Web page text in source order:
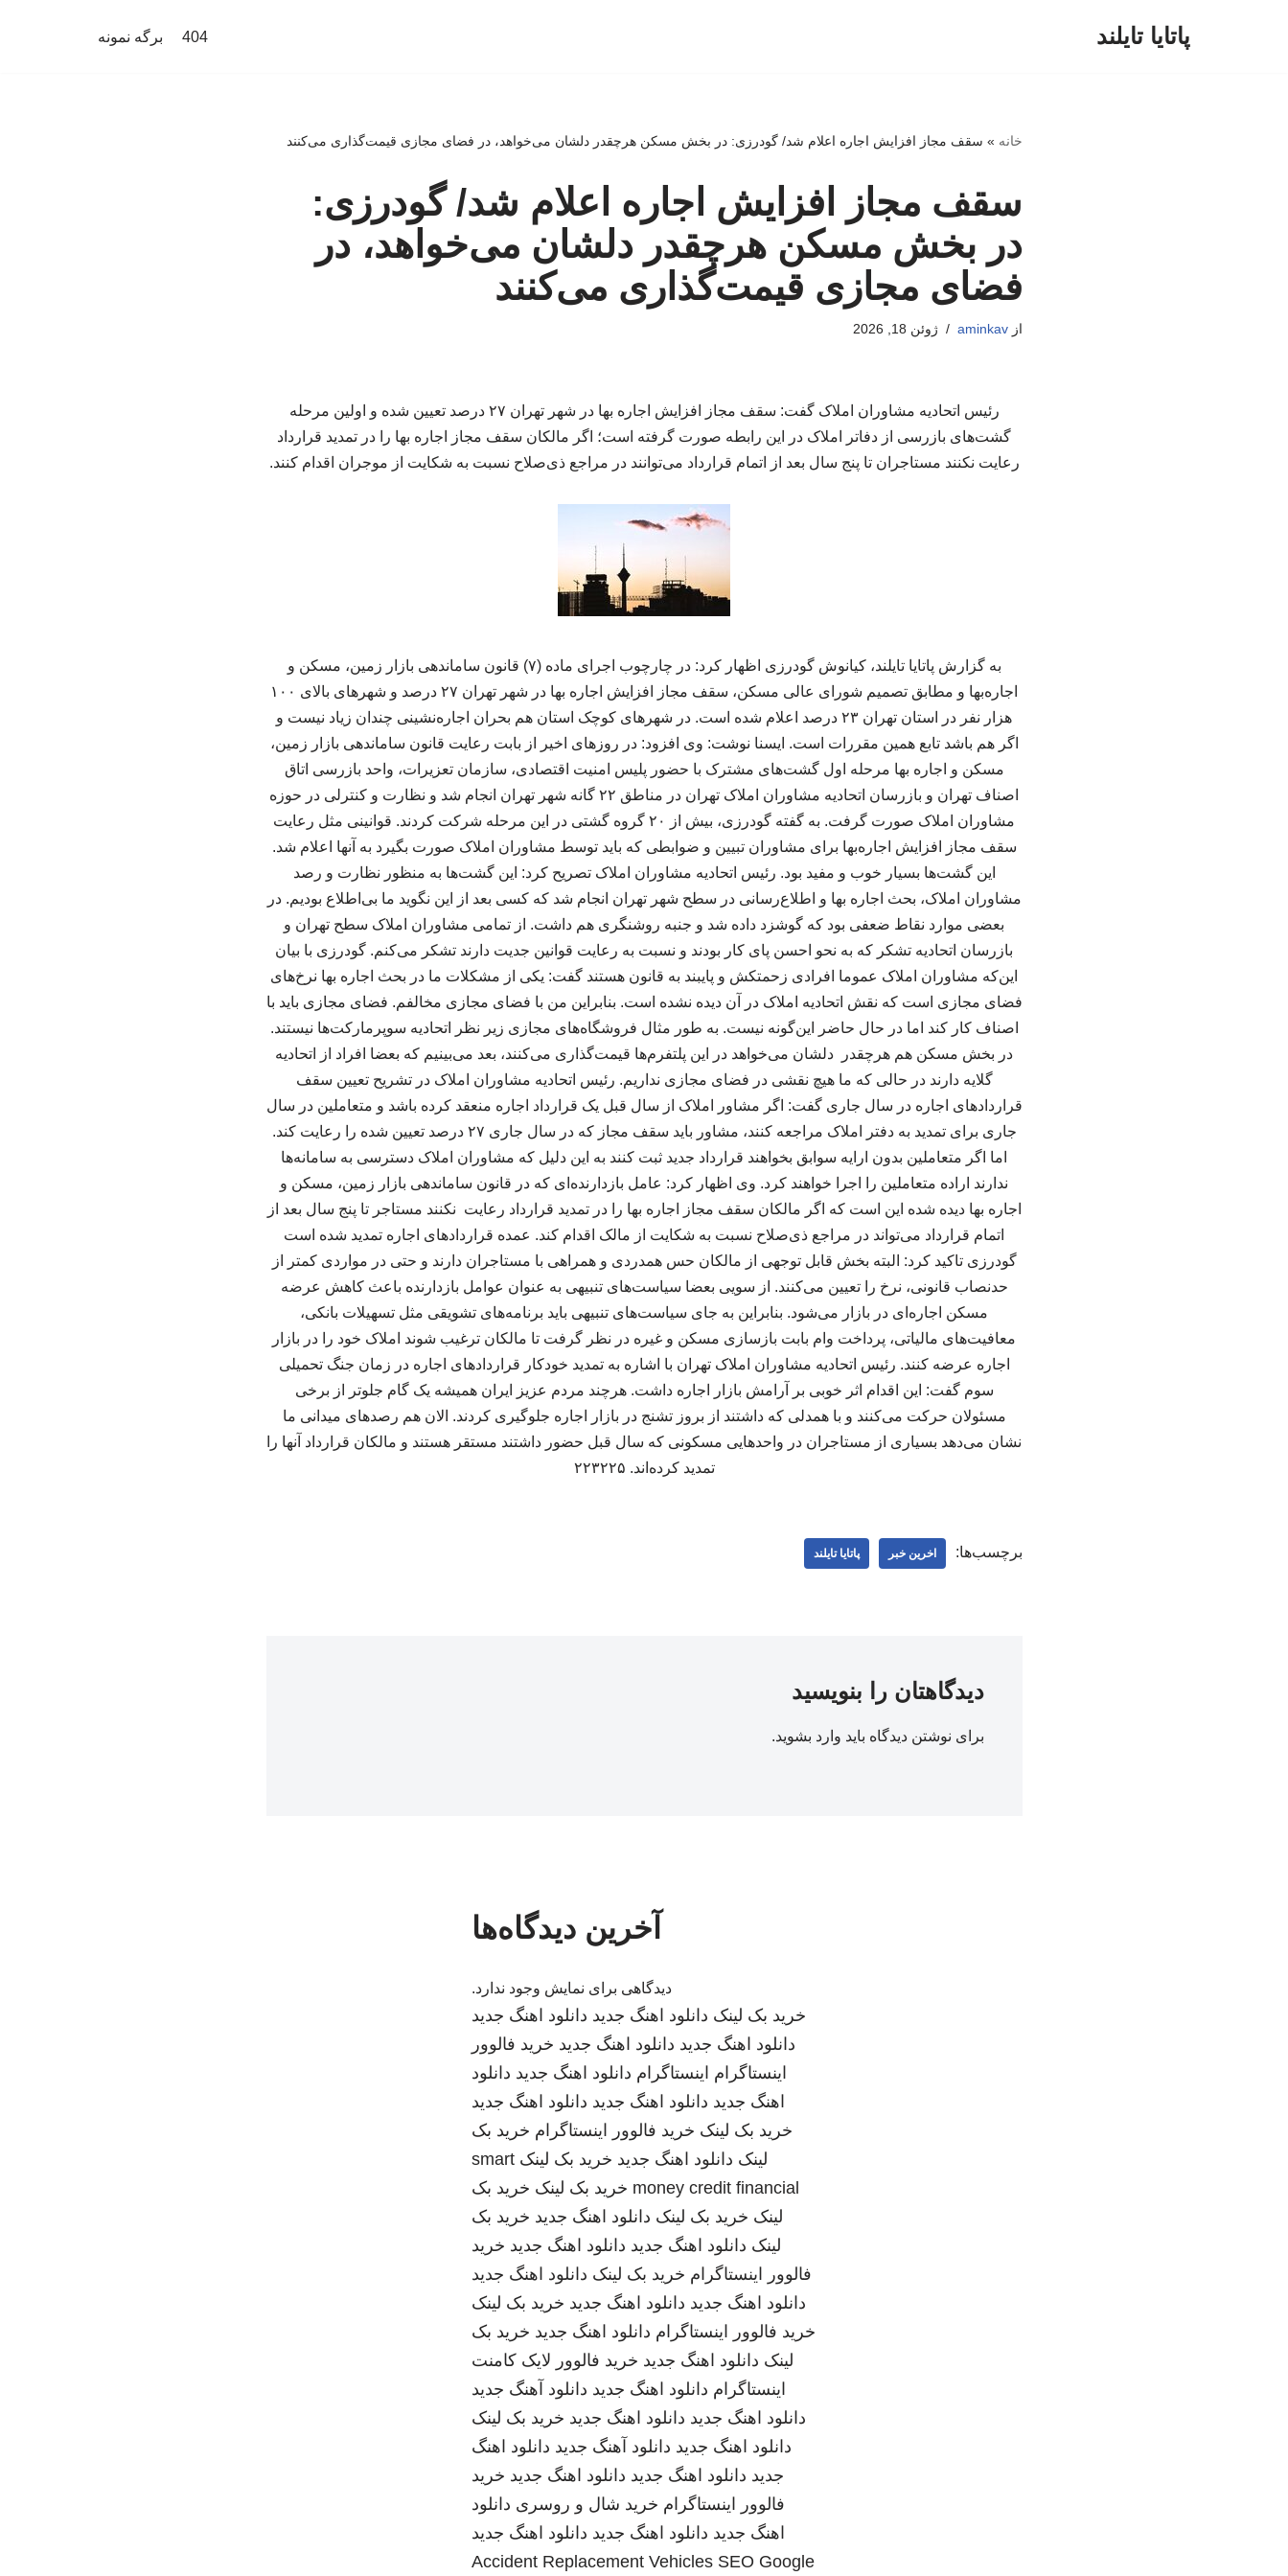
پاتایا تایلند 404 برگه نمونه
خانه » سقف مجاز افزایش اجاره اعلام شد/ گودرزی: در بخش مسکن هرچقدر دلشان می‌خواهد، در فضای مجازی قیمت‌گذاری می‌کنند
سقف مجاز افزایش اجاره اعلام شد/ گودرزی:
در بخش مسکن هرچقدر دلشان می‌خواهد، در
فضای مجازی قیمت‌گذاری می‌کنند
ازaminkav ژوئن 18, 2026
رئیس اتحادیه مشاوران املاک گفت: سقف مجاز افزایش اجاره بها در شهر تهران ۲۷ درصد تعیین شده و اولین مرحله
گشت‌های بازرسی از دفاتر املاک در این رابطه صورت گرفته است؛ اگر مالکان سقف مجاز اجاره بها را در تمدید قرارداد
رعایت نکنند مستاجران تا پنج سال بعد از اتمام قرارداد می‌توانند در مراجع ذی‌صلاح نسبت به شکایت از موجران اقدام کنند.
به گزارش پاتایا تایلند، کیانوش گودرزی اظهار کرد: در چارچوب اجرای ماده (۷) قانون ساماندهی بازار زمین، مسکن و
اجاره‌بها و مطابق تصمیم شورای عالی مسکن، سقف مجاز افزایش اجاره بها در شهر تهران ۲۷ درصد و شهرهای بالای ۱۰۰
هزار نفر در استان تهران ۲۳ درصد اعلام شده است. در شهرهای کوچک استان هم بحران اجاره‌نشینی چندان زیاد نیست و
اگر هم باشد تابع همین مقررات است. ایسنا نوشت: وی افزود: در روزهای اخیر از بابت رعایت قانون ساماندهی بازار زمین،
مسکن و اجاره بها مرحله اول گشت‌های مشترک با حضور پلیس امنیت اقتصادی، سازمان تعزیرات، واحد بازرسی اتاق
اصناف تهران و بازرسان اتحادیه مشاوران املاک تهران در مناطق ۲۲ گانه شهر تهران انجام شد و نظارت و کنترلی در حوزه
مشاوران املاک صورت گرفت. به گفته گودرزی، بیش از ۲۰ گروه گشتی در این مرحله شرکت کردند. قوانینی مثل رعایت
سقف مجاز افزایش اجاره‌بها برای مشاوران تبیین و ضوابطی که باید توسط مشاوران املاک صورت بگیرد به آنها اعلام شد.
این گشت‌ها بسیار خوب و مفید بود. رئیس اتحادیه مشاوران املاک تصریح کرد: این گشت‌ها به منظور نظارت و رصد
مشاوران املاک، بحث اجاره بها و اطلاع‌رسانی در سطح شهر تهران انجام شد که کسی بعد از این نگوید ما بی‌اطلاع بودیم. در
بعضی موارد نقاط ضعفی بود که گوشزد داده شد و جنبه روشنگری هم داشت. از تمامی مشاوران املاک سطح تهران و
بازرسان اتحادیه تشکر که به نحو احسن پای کار بودند و نسبت به رعایت قوانین جدیت دارند تشکر می‌کنم. گودرزی با بیان
این‌که مشاوران املاک عموما افرادی زحمتکش و پایبند به قانون هستند گفت: یکی از مشکلات ما در بحث اجاره بها نرخ‌های
فضای مجازی است که نقش اتحادیه املاک در آن دیده نشده است. بنابراین من با فضای مجازی مخالفم. فضای مجازی باید با
اصناف کار کند اما در حال حاضر این‌گونه نیست. به طور مثال فروشگاه‌های مجازی زیر نظر اتحادیه سوپرمارکت‌ها نیستند.
در بخش مسکن هم هرچقدر دلشان می‌خواهد در این پلتفرم‌ها قیمت‌گذاری می‌کنند، بعد می‌بینیم که بعضا افراد از اتحادیه
گلایه دارند در حالی که ما هیچ نقشی در فضای مجازی نداریم. رئیس اتحادیه مشاوران املاک در تشریح تعیین سقف
قراردادهای اجاره در سال جاری گفت: اگر مشاور املاک از سال قبل یک قرارداد اجاره منعقد کرده باشد و متعاملین در سال
جاری برای تمدید به دفتر املاک مراجعه کنند، مشاور باید سقف مجاز که در سال جاری ۲۷ درصد تعیین شده را رعایت کند.
اما اگر متعاملین بدون ارایه سوابق بخواهند قرارداد جدید ثبت کنند به این دلیل که مشاوران املاک دسترسی به سامانه‌ها
ندارند اراده متعاملین را اجرا خواهند کرد. وی اظهار کرد: عامل بازدارنده‌ای که در قانون ساماندهی بازار زمین، مسکن و
اجاره بها دیده شده این است که اگر مالکان سقف مجاز اجاره بها را در تمدید قرارداد رعایت نکنند مستاجر تا پنج سال بعد از
اتمام قرارداد می‌تواند در مراجع ذی‌صلاح نسبت به شکایت از مالک اقدام کند. عمده قراردادهای اجاره تمدید شده است
گودرزی تاکید کرد: البته بخش قابل توجهی از مالکان حس همدردی و همراهی با مستاجران دارند و حتی در مواردی کمتر از
حدنصاب قانونی، نرخ را تعیین می‌کنند. از سویی بعضا سیاست‌های تنبیهی به عنوان عوامل بازدارنده باعث کاهش عرضه
مسکن اجاره‌ای در بازار می‌شود. بنابراین به جای سیاست‌های تنبیهی باید برنامه‌های تشویقی مثل تسهیلات بانکی،
معافیت‌های مالیاتی، پرداخت وام بابت بازسازی مسکن و غیره در نظر گرفت تا مالکان ترغیب شوند املاک خود را در بازار
اجاره عرضه کنند. رئیس اتحادیه مشاوران املاک تهران با اشاره به تمدید خودکار قراردادهای اجاره در زمان جنگ تحمیلی
سوم گفت: این اقدام اثر خوبی بر آرامش بازار اجاره داشت. هرچند مردم عزیز ایران همیشه یک گام جلوتر از برخی
مسئولان حرکت می‌کنند و با همدلی که داشتند از بروز تشنج در بازار اجاره جلوگیری کردند. الان هم رصدهای میدانی ما
نشان می‌دهد بسیاری از مستاجران در واحدهایی مسکونی که سال قبل حضور داشتند مستقر هستند و مالکان قرارداد آنها را
تمدید کرده‌اند. ۲۲۳۲۲۵
برچسب‌ها: اخرین خبر پاتایا تایلند
دیدگاهتان را بنویسید
برای نوشتن دیدگاه باید وارد بشوید.
آخرین دیدگاه‌ها
دیدگاهی برای نمایش وجود ندارد.
خرید بک لینک دانلود اهنگ جدید دانلود اهنگ جدید
دانلود اهنگ جدید دانلود اهنگ جدید خرید فالوور
اینستاگرام اینستاگرام دانلود اهنگ جدید دانلود
اهنگ جدید دانلود اهنگ جدید دانلود اهنگ جدید
خرید بک لینک خرید فالوور اینستاگرام خرید بک
لینک دانلود اهنگ جدید خرید بک لینک smart
money credit financial خرید بک لینک خرید بک
لینک خرید بک لینک دانلود اهنگ جدید خرید بک
لینک دانلود اهنگ جدید دانلود اهنگ جدید خرید
فالوور اینستاگرام خرید بک لینک دانلود اهنگ جدید
دانلود اهنگ جدید دانلود اهنگ جدید خرید بک لینک
خرید فالوور اینستاگرام دانلود اهنگ جدید خرید بک
لینک دانلود اهنگ جدید خرید فالوور لایک کامنت
اینستاگرام دانلود اهنگ جدید دانلود آهنگ جدید
دانلود اهنگ جدید دانلود اهنگ جدید خرید بک لینک
دانلود اهنگ جدید دانلود آهنگ جدید دانلود اهنگ
جدید دانلود اهنگ جدید دانلود اهنگ جدید خرید
فالوور اینستاگرام خرید شال و روسری دانلود
اهنگ جدید دانلود اهنگ جدید دانلود اهنگ جدید
Accident Replacement Vehicles SEO Google